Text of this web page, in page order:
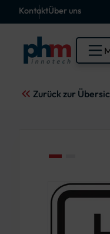
KontaktÜber uns
Zurück zur